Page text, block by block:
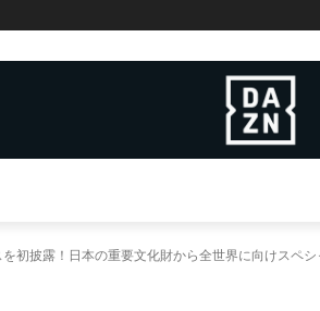
初披露！日本の重要文化財から全世界に向けスペ